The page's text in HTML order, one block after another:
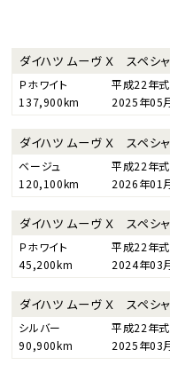
ダイハツ ムーヴ Ｘ スペシ
Ｐホワイト 平成22年
137,900km
2025年05
ダイハツ ムーヴ Ｘ スペシ
ベージュ 平成22年
120,100km
2026年01
ダイハツ ムーヴ Ｘ スペシ
Ｐホワイト 平成22年
45,200km
2024年03
ダイハツ ムーヴ Ｘ スペシ
シルバー 平成22年
90,900km
2025年03